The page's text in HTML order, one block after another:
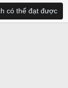
có thể đạt được